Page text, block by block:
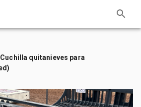
quitanieves para